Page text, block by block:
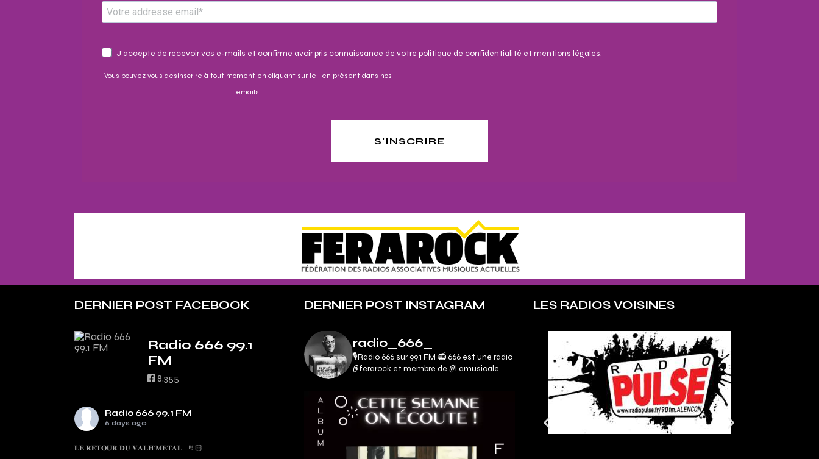
J'accepte de recevoir vos e-mails et confirme avoir pris connaissance de votre politique de confidentialité et mentions légales.
Vous pouvez vous désinscrire à tout moment en cliquant sur le lien présent dans nos
emails.
S'INSCRIRE
DERNIER POST FACEBOOK
Radio 666 99.1
FM
8,355
Radio 666 99.1 FM
6 days ago
𝐋𝐄 𝐑𝐄𝐓𝐎𝐔𝐑 𝐃𝐔 𝐕𝐀𝐋𝐇’𝐌𝐄𝐓𝐀𝐋 ! 🤘🏻
DERNIER POST INSTAGRAM
radio_666_
🎙Radio 666 sur 99.1 FM 📻666 est une radio
@ferarock et membre de @l.amusicale
LES RADIOS VOISINES